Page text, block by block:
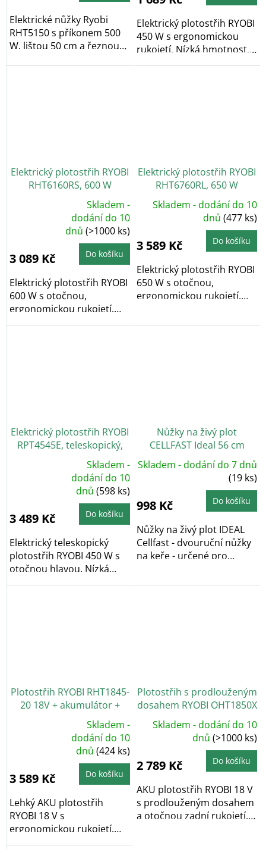
Elektrické nůžky Ryobi
RHT5150 s příkonem 500
W, lištou 50 cm a řeznou
Elektrický plotostřih RYOBI
450 W s ergonomickou
rukojetí. Nízká hmotnost,
délka lišty...
Elektrický plotostřih RYOBI
RHT6160RS, 600 W
z
5
hvězdiček.
Skladem -
dodání do 10
dnů(>1000 ks)
3 089 Kč Do košíku
Elektrický plotostřih RYOBI
600 W s otočnou,
ergonomickou rukojetí.
Nízká hmotnost,...
Elektrický plotostřih RYOBI
RHT6760RL, 650 W
Skladem - dodání do 10
dnů (477 ks)
3 589 Kč Do košíku
Elektrický plotostřih RYOBI
650 W s otočnou,
ergonomickou rukojetí.
Elektrický plotostřih RYOBI
RPT4545E, teleskopický,
z
5
hvězdiček.
Skladem -
dodání do 10
dnů(598 ks)
3 489 Kč Do košíku
Elektrický teleskopický
plotostřih RYOBI 450 W s
otočnou hlavou. Nízká
hmotnost,...
Nůžky na živý plot
CELLFAST Ideal 56 cm
Skladem - dodání do 7 dnů
(19 ks)
998 Kč Do košíku
Nůžky na živý plot IDEAL
Cellfast - dvouruční nůžky
na keře - určené pro
Plotostřih RYOBI RHT1845-
20 18V + akumulátor +
nabíječka
z
5
hvězdiček.
Skladem -
dodání do 10
dnů(424 ks)
3 589 Kč Do košíku
Lehký AKU plotostřih
RYOBI 18 V s
ergonomickou rukojetí.
Nízká hmotnost, délka lišty
Plotostřih s prodlouženým
dosahem RYOBI OHT1850X
18V
Skladem - dodání do 10
dnů (>1000 ks)
2 789 Kč Do košíku
AKU plotostřih RYOBI 18 V
s prodlouženým dosahem
a otočnou zadní rukojetí.